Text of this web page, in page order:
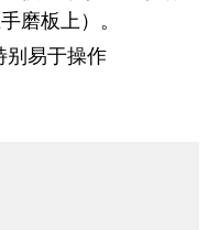
磨板上）。
别易于操作